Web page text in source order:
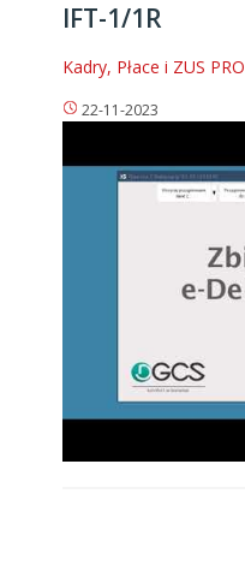
IFT-1/1R
Kadry, Płace i ZUS PRO
22-11-2023